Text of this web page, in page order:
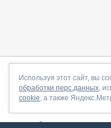
О сайте|С чего начать|
Договор-
Сервис запущен в
Используя этот сайт, вы
обработки перс.данных,
cookie, а также